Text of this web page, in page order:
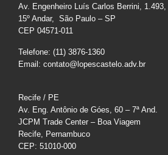
Av. Engenheiro Luís Carlos Berrini, 1.493,
15º Andar, São Paulo – SP
CEP 04571-011
Telefone: (11) 3876-1360
Email: contato@lopescastelo.adv.br
Recife / PE
Av. Eng. Antônio de Góes, 60 – 7ª And.
JCPM Trade Center – Boa Viagem
Recife, Pernambuco
CEP: 51010-000